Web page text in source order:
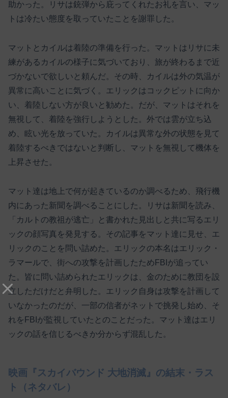
助かった。リサは銃弾から庇ってくれたお礼を言い、マッ
トは冷たい態度を取っていたことを謝罪した。
マットとカイルは着陸の準備を行った。マットはリサに未
練があるカイルの様子に気づいており、旅が終わるまで近
づかないで欲しいと頼んだ。その時、カイルは外の気温が
異常に高いことに気づく。エリックはコックピットに向か
い、着陸しない方が良いと勧めた。だが、マットはそれを
無視して、着陸を強行しようとした。外では雲が立ち込
め、眩い光を放っていた。カイルは異常な外の状態を見て
着陸するべきではないと判断し、マットを無視して機体を
上昇させた。
マット達は地上で何が起きているのか調べるため、飛行機
内にあった新聞を調べることにした。リサは新聞を読み、
「カルトの教祖が逃亡」と書かれた見出しと共に写るエリ
ックの顔写真を発見する。その記事をマット達に見せ、エ
リックのことを問い詰めた。エリックの本名はエリック・
ラマールで、街への攻撃を計画したためFBIが追ってい
た。皆に問い詰められたエリックは、金のために教団を設
立しただけだと弁明した。エリック自身は攻撃を計画して
いなかったのだが、一部の信者がネットで挑発し始め、そ
れをFBIが監視していたとのことだった。マット達はエリ
ックの話を信じるべきか分からず混乱した。
映画『スカイバウンド 大地消滅』の結末・ラス
ト（ネタバレ）